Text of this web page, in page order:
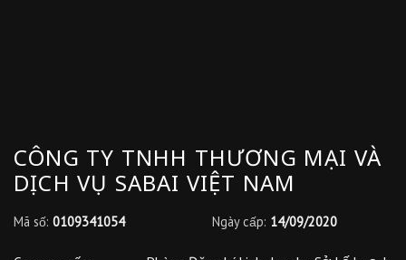
CÔNG TY TNHH THƯƠNG MẠI VÀ
DỊCH VỤ SABAI VIỆT NAM
Mã số: 0109341054 Ngày cấp: 14/09/2020